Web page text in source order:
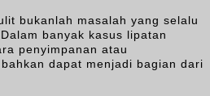
bukanlah masalah yang selalu
banyak kasus lipatan
penyimpanan atau
dapat menjadi bagian dari